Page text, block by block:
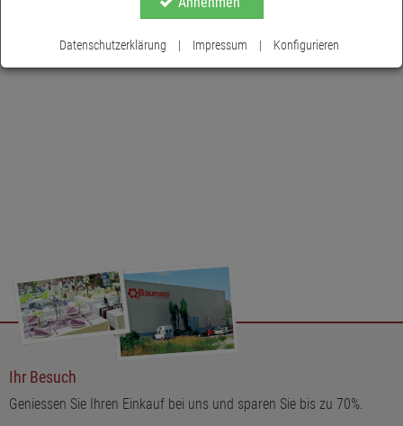
eingerichteten Räumen hervorragend kombinieren. Ob als
Blickfang in Topfpflanzen, als festliche Verzierung auf dem Tisch
oder in Gestecken - der Dekostecker bringt eine festliche
Atmosphäre in jedes Zuhause.
Ihr Besuch
Geniessen Sie Ihren Einkauf bei uns und sparen Sie bis zu 70%.
Datenschutzerklärung | Impressum | Konfigurieren